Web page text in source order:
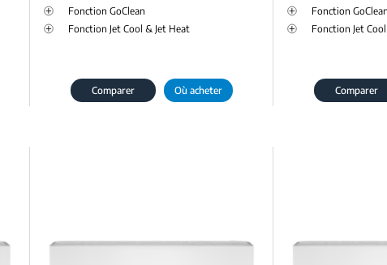
Fonction GoClean
Fonction Jet Cool & Jet Heat
Comparer Où acheter
Fonction GoClean
Fonction Jet
Comparer